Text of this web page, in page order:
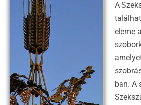
A
eleme
ban. A